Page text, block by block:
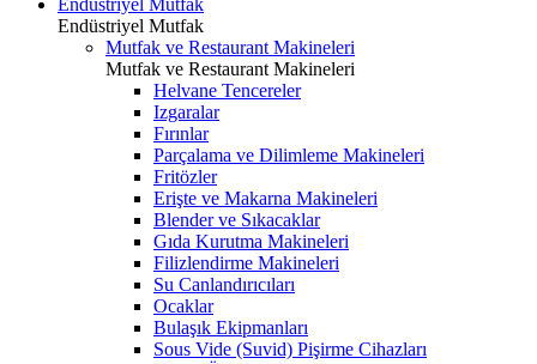
Endüstriyel Mutfak
Endüstriyel Mutfak
Mutfak ve Restaurant Makineleri
Mutfak ve Restaurant Makineleri
Helvane Tencereler
Izgaralar
Fırınlar
Parçalama ve Dilimleme Makineleri
Fritözler
Erişte ve Makarna Makineleri
Blender ve Sıkacaklar
Gıda Kurutma Makineleri
Filizlendirme Makineleri
Su Canlandırıcıları
Ocaklar
Bulaşık Ekipmanları
Sous Vide (Suvid) Pişirme Cihazları